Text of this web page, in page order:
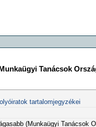
Tanácsok
tartalomjegyzékei
(Munkaügyi Tanácsok